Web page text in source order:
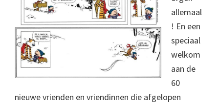
allemaal
! En een
speciaal
welkom
aan de
60
nieuwe vrienden en vriendinnen die afgelopen